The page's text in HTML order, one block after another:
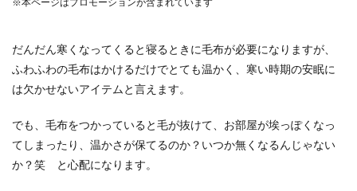
だんだん寒くなってくると寝るときに毛布が必要になりますが、
ふわふわの毛布はかけるだけでとても温かく、寒い時期の安眠に
は欠かせないアイテムと言えます。
でも、毛布をつかっていると毛が抜けて、お部屋が埃っぽくなっ
てしまったり、温かさが保てるのか？いつか無くなるんじゃない
か？笑 と心配になります。